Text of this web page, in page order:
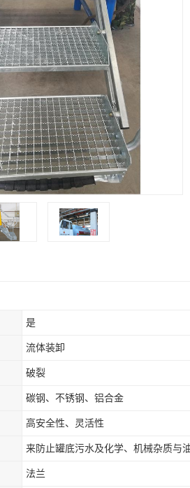
是
流体装卸
破裂
碳钢、不锈钢、铝合金
高安全性、灵活性
法兰